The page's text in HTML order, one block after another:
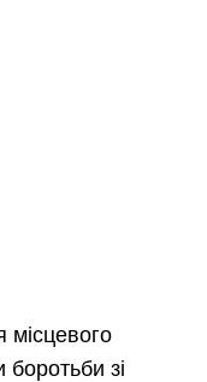
місцевого
зі